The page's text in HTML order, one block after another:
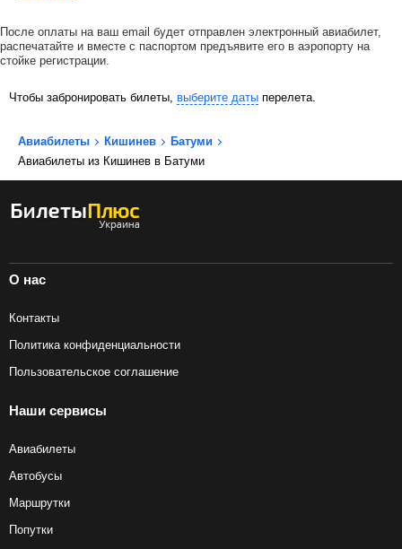
После оплаты на ваш email будет отправлен электронный авиабилет,
распечатайте и вместе с паспортом предъявите его в аэропорту на
стойке регистрации.
Чтобы забронировать билеты, выберите даты перелета.
Авиабилеты Кишинев
Батуми
Авиабилеты из Кишинев в Батуми
О нас
Контакты
Политика конфиденциальности
Пользовательское соглашение
Наши сервисы
Авиабилеты
Автобусы
Маршрутки
Попутки